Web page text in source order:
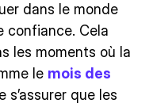
dans le monde
confiance. Cela
les moments où la
le mois des
s’assurer que les